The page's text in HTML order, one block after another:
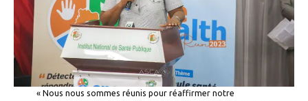
« Nous nous sommes réunis pour réaffirmer notre